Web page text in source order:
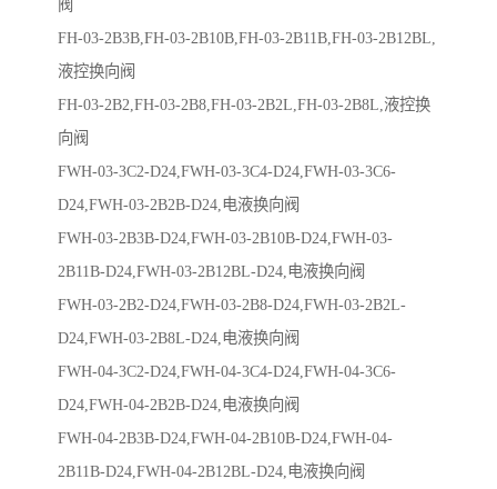
阀
FH-03-2B3B,FH-03-2B10B,FH-03-2B11B,FH-03-2B12BL,
液控换向阀
FH-03-2B2,FH-03-2B8,FH-03-2B2L,FH-03-2B8L,液控换
向阀
FWH-03-3C2-D24,FWH-03-3C4-D24,FWH-03-3C6-
D24,FWH-03-2B2B-D24,电液换向阀
FWH-03-2B3B-D24,FWH-03-2B10B-D24,FWH-03-
2B11B-D24,FWH-03-2B12BL-D24,电液换向阀
FWH-03-2B2-D24,FWH-03-2B8-D24,FWH-03-2B2L-
D24,FWH-03-2B8L-D24,电液换向阀
FWH-04-3C2-D24,FWH-04-3C4-D24,FWH-04-3C6-
D24,FWH-04-2B2B-D24,电液换向阀
FWH-04-2B3B-D24,FWH-04-2B10B-D24,FWH-04-
2B11B-D24,FWH-04-2B12BL-D24,电液换向阀